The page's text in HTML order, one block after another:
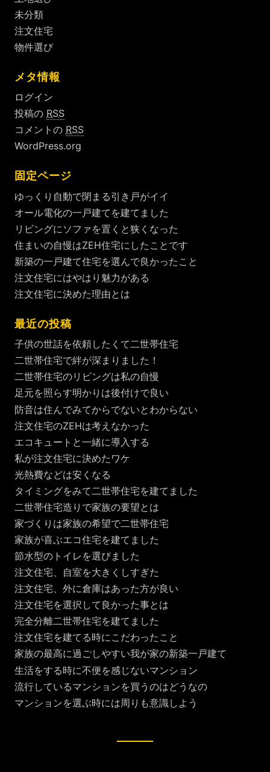
未分類
注文住宅
物件選び
メタ情報
ログイン
投稿の RSS
コメントの RSS
WordPress.org
固定ページ
ゆっくり自動で閉まる引き戸がイイ
オール電化の一戸建てを建てました
リビングにソファを置くと狭くなった
住まいの自慢はZEH住宅にしたことです
新築の一戸建て住宅を選んで良かったこと
注文住宅にはやはり魅力がある
注文住宅に決めた理由とは
最近の投稿
子供の世話を依頼したくて二世帯住宅
二世帯住宅で絆が深まりました！
二世帯住宅のリビングは私の自慢
足元を照らす明かりは後付けで良い
防音は住んでみてからでないとわからない
注文住宅のZEHは考えなかった
エコキュートと一緒に導入する
私が注文住宅に決めたワケ
光熱費などは安くなる
タイミングをみて二世帯住宅を建てました
二世帯住宅造りで家族の要望とは
家づくりは家族の希望で二世帯住宅
家族が喜ぶエコ住宅を建てました
節水型のトイレを選びました
注文住宅、自室を大きくしすぎた
注文住宅、外に倉庫はあった方が良い
注文住宅を選択して良かった事とは
完全分離二世帯住宅を建てました
注文住宅を建てる時にこだわったこと
家族の最高に過ごしやすい我が家の新築一戸建て
生活をする時に不便を感じないマンション
流行しているマンションを買うのはどうなの
マンションを選ぶ時には周りも意識しよう